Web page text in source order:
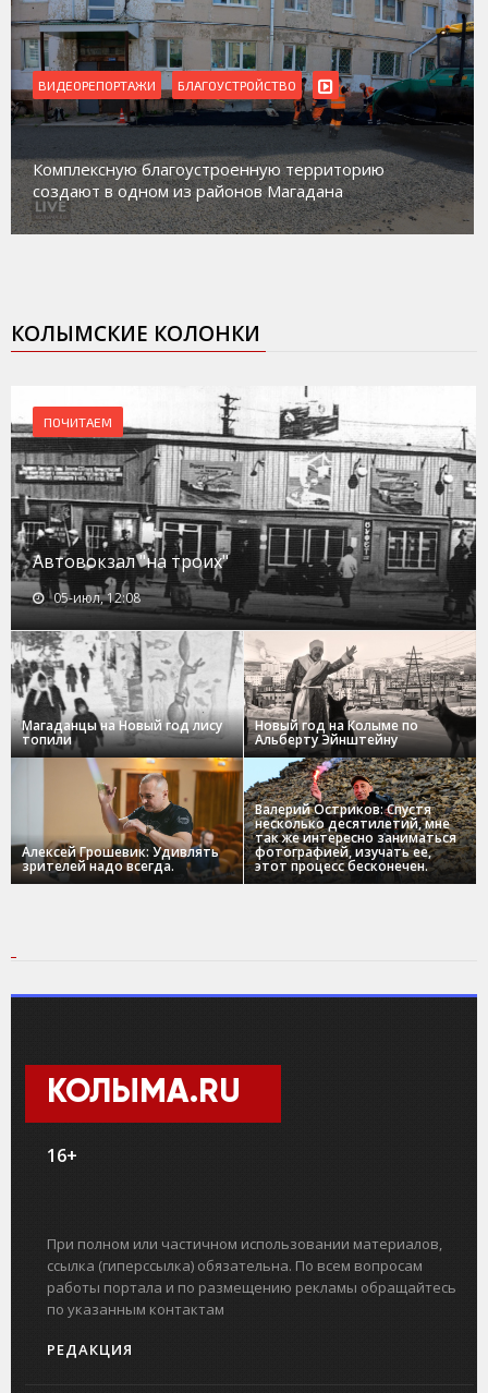
ВИДЕОРЕПОРТАЖИ
Магадан присоединился к пилотному
работе с несовершеннолетними из групп
социального риска «Переправа»
КОЛЫМСКИЕ КОЛОНКИ
ПОЧИТАЕМ
Автовокзал "на троих"
05-июл, 12:08
Магаданцы на Новый год лису
топили
Новый год на Колыме по
Альберту Эйнштейну
Алексей Грошевик: Удивлять
зрителей надо всегда.
Валерий Остриков: Спустя
несколько десятилетий, мне
так же интересно заниматься
фотографией, изучать ее,
этот процесс бесконечен.
КОЛЫМА.RU
16+
При полном или частичном использовании материалов,
ссылка (гиперссылка) обязательна. По всем вопросам
работы портала и по размещению рекламы обращайтесь
по указанным контактам
РЕДАКЦИЯ